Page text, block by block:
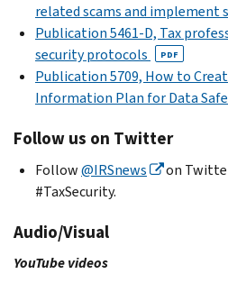
related scams and implement
Publication 5461-D, Tax
security protocols
PDF
Publication 5709, How to
Information Plan for Data
Follow us on Twitter
Follow@IRSnews
on
#TaxSecurity.
Audio/Visual
YouTube videos